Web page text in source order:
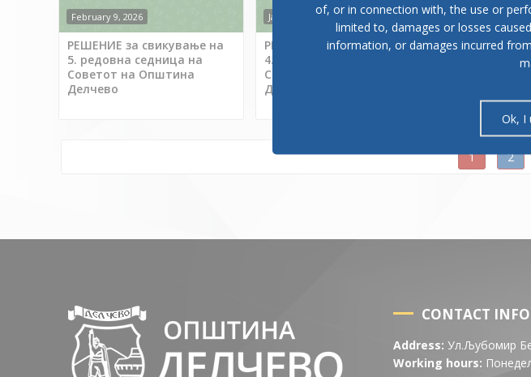
February 9, 2026
РЕШЕНИЕ за свикување на
5. редовна седница на
Советот на Општина
Делчево
January 23, 2026
РЕШЕНИЕ за свикување на
4. редовна седница на
Советот на Општина
Делчево
December 29,
РЕШЕНИЕ
Трета
1 2
CONTACT
Address: Ул.Љубомир
Working hours:
of, or in connection with, the use or
limited to, damages or losses
information, or damages incurred
Ok, I